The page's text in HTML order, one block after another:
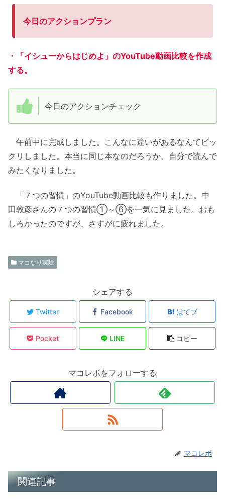
今日のアクションプラン
・「イシューからはじめよ」のYouTube動画比較を作成
する。
今日のアクションチェック
午前中に完成しました。こんなに違いがあるなんてビッ
クリしました。本当に同じ本なのだろうか。自分で読んで
みたくなりました。
「７つの習慣」のYouTube動画比較も作りました。中
田敦彦さんの７つの習慣①～⑥を一気に見ました。おも
しろかったのですが、さすがに疲れました。
マコなり実験
シェアする
Twitter Facebook はてブ
Pocket LINE コピー
マコレボをフォローする
マコレボ
関連記事